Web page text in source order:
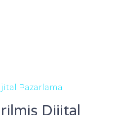
Pazarlama
Dijital